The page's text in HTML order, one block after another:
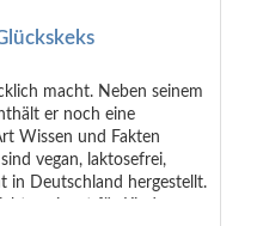
macht. Neben seinem
er noch eine
Wissen und Fakten
vegan, laktosefrei,
in Deutschland hergestellt.